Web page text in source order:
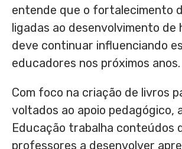
entende que o fortalecimento
ligadas ao desenvolvimento de
deve continuar influenciando
educadores nos próximos anos.
Com foco na criação de livros
voltados ao apoio pedagógico,
Educação trabalha conteúdos
professores a desenvolver